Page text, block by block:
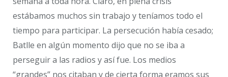
estábamos muchos sin trabajo y teníamos todo el
tiempo para participar. La persecución había cesado;
Batlle en algún momento dijo que no se iba a
perseguir a las radios y así fue. Los medios
“grandes” nos citaban y de cierta forma eramos sus